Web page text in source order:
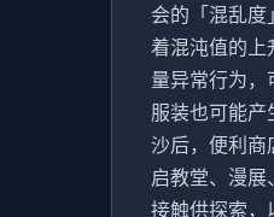
会的「混乱
着混沌值的上
量异常行为，
服装也可能
沙后，便利商
启教堂、漫
接触供探索，